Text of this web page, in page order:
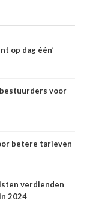
op dag één’
voor
betere tarieven
verdienden
2024